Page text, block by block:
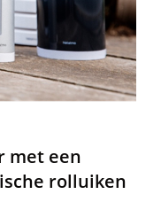
met een
rolluiken